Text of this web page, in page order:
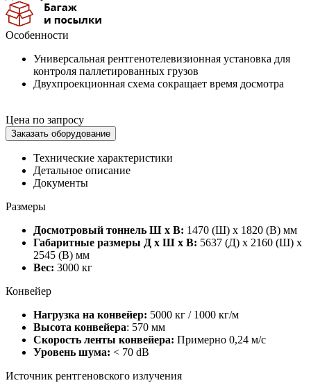
Особенности
Универсальная рентгенотелевизионная установка для
контроля паллетированных грузов
Двухпроекционная схема сокращает время досмотра
Цена по запросу
Заказать оборудование
Технические характеристики
Детальное описание
Документы
Размеры
Досмотровый тоннель Ш х В: 1470 (Ш) x 1820 (В) мм
Габаритные размеры Д х Ш х В: 5637 (Д) x 2160 (Ш) x
2545 (В) мм
Вес: 3000 кг
Конвейер
Нагрузка на конвейер: 5000 кг / 1000 кг/м
Высота конвейера: 570 мм
Скорость ленты конвейера: Примерно 0,24 м/с
Уровень шума: < 70 dB
Источник рентгеновского излучения